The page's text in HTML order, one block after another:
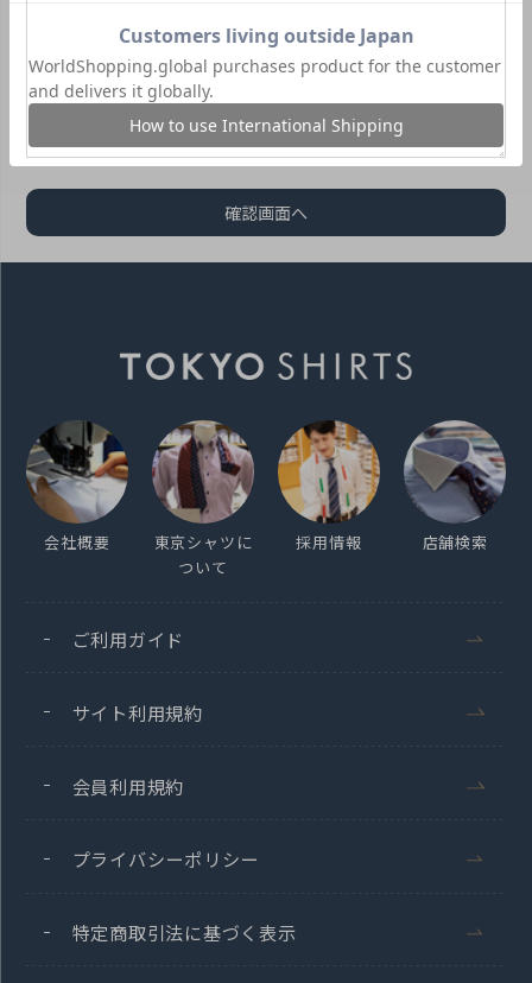
会社概要
東京シャツに
ついて
採用情報 店舗検索
ご利用ガイド
サイト利用規約
会員利用規約
プライバシーポリシー
特定商取引法に基づく表示